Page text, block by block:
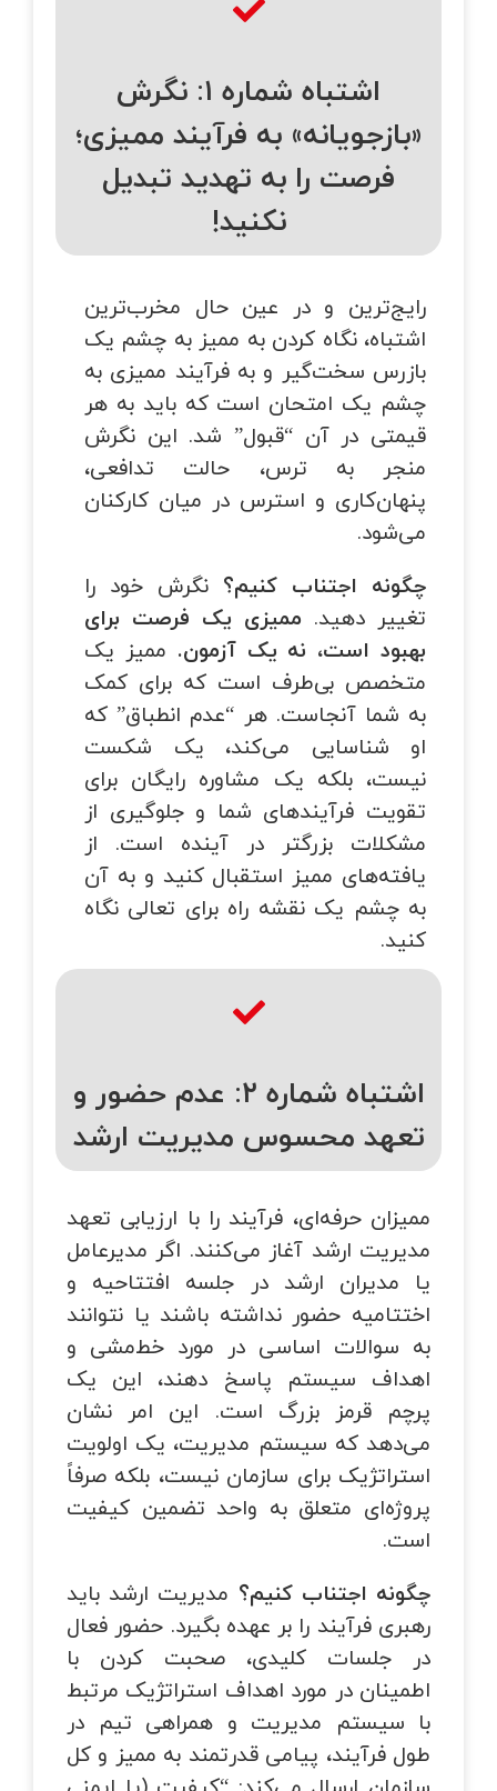
اشتباه شماره ۱: نگرش
«بازجویانه» به فرآیند ممیزی؛
فرصت را به تهدید تبدیل
نکنید!
رایج‌ترین و در عین حال مخرب‌ترین
اشتباه، نگاه کردن به ممیز به چشم یک
بازرس سخت‌گیر و به فرآیند ممیزی به
چشم یک امتحان است که باید به هر
قیمتی در آن “قبول” شد. این نگرش
منجر به ترس، حالت تدافعی،
پنهان‌کاری و استرس در میان کارکنان
می‌شود.
چگونه اجتناب کنیم؟ نگرش خود را
تغییر دهید. ممیزی یک فرصت برای
بهبود است، نه یک آزمون. ممیز یک
متخصص بی‌طرف است که برای کمک
به شما آنجاست. هر “عدم انطباق” که
او شناسایی می‌کند، یک شکست
نیست، بلکه یک مشاوره رایگان برای
تقویت فرآیندهای شما و جلوگیری از
مشکلات بزرگتر در آینده است. از
یافته‌های ممیز استقبال کنید و به آن
به چشم یک نقشه راه برای تعالی نگاه
کنید.
اشتباه شماره ۲: عدم حضور و
تعهد محسوس مدیریت ارشد
ممیزان حرفه‌ای، فرآیند را با ارزیابی تعهد
مدیریت ارشد آغاز می‌کنند. اگر مدیرعامل
یا مدیران ارشد در جلسه افتتاحیه و
اختتامیه حضور نداشته باشند یا نتوانند
به سوالات اساسی در مورد خط‌مشی و
اهداف سیستم پاسخ دهند، این یک
پرچم قرمز بزرگ است. این امر نشان
می‌دهد که سیستم مدیریت، یک اولویت
استراتژیک برای سازمان نیست، بلکه صرفاً
پروژه‌ای متعلق به واحد تضمین کیفیت
است.
چگونه اجتناب کنیم؟ مدیریت ارشد باید
رهبری فرآیند را بر عهده بگیرد. حضور فعال
در جلسات کلیدی، صحبت کردن با
اطمینان در مورد اهداف استراتژیک مرتبط
با سیستم مدیریت و همراهی تیم در
طول فرآیند، پیامی قدرتمند به ممیز و کل